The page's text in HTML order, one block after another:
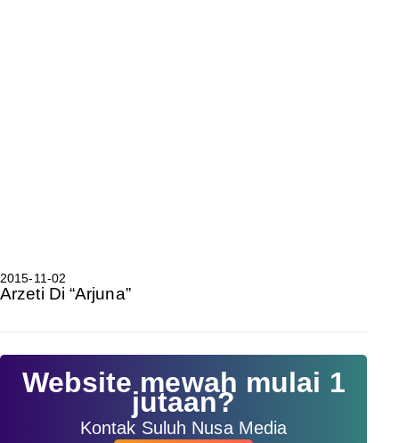
2015-11-02
Arzeti Di “Arjuna”
Website mewah mulai 1
jutaan?
Kontak Suluh Nusa Media